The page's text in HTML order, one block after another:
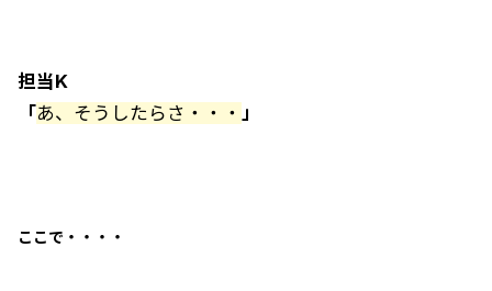
担当K
「あ、そうしたらさ・・・ 」
ここで・・・・